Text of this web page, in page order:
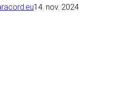
14. nov. 2024